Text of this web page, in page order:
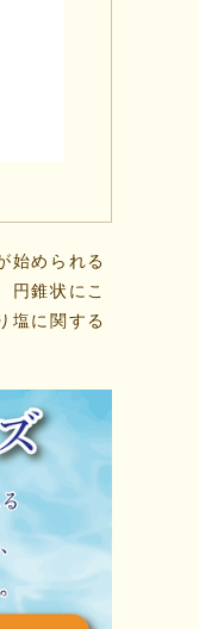
始められる
円錐状にこ
塩に関する